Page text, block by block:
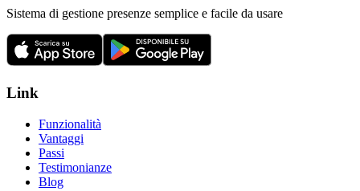
Sistema di gestione presenze semplice e facile da usare
Link
Funzionalità
Vantaggi
Passi
Testimonianze
Blog